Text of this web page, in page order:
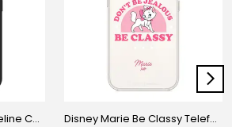
Adventure Time Marceline Couple Telefon Kılıfı Disney Marie Be Classy Telefon Kılıfı